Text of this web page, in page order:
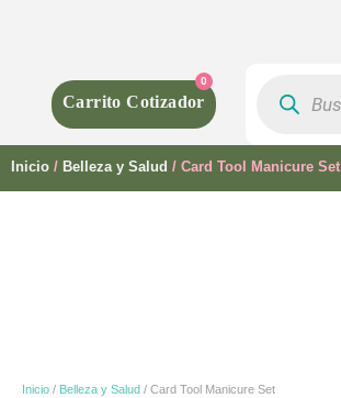
0
Inicio / Belleza y Salud / Card Tool Manicure Set
Inicio / Belleza y Salud / Card Tool Manicure Set